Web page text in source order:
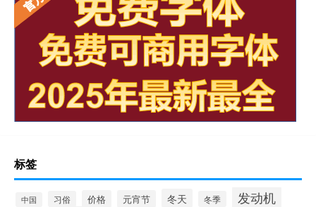
标签
中国 习俗 价格 元宵节 冬天 冬季 发动机